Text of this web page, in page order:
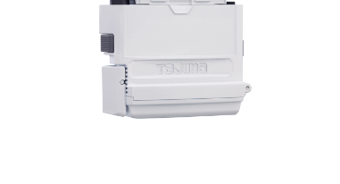
その他の製品画像・動画を見る